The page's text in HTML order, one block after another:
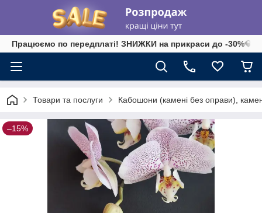
Працюємо по передплаті! ЗНИЖКИ на прикраси до -30%💎
Товари та послуги Кабошони (камені без оправи),
–15%